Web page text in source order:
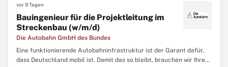
vor 9 Tagen
Bauingenieur für die Projektleitung im
Streckenbau (w/m/d)
Die Autobahn GmbH des Bundes
Eine funktionierende Autobahninfrastruktur ist der Garant dafür,
dass Deutschland mobil ist. Damit das so bleibt, brauchen wir Ihre